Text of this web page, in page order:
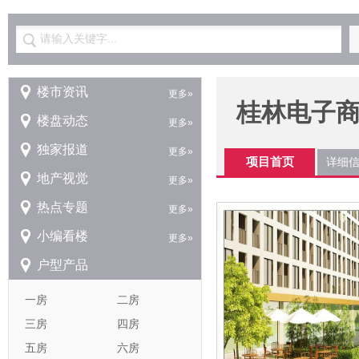
请输入关键字...
更多»
楼市资讯
更多»
楼盘动态
更多»
独家报道
更多»
地产视觉
更多»
热点专题
更多»
小编看楼
户型产品
一房
二房
三房
四房
五房
六房
桂林电子
项目首页 详细